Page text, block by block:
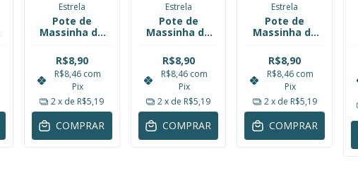
Estrela
Pote de
Massinha de
Amarelo
110g Estrela
R$8,90
R$8,46 com
Pix
2x de R$5,19
COMPRAR
Estrela
Pote de
Massinha de
Laranja 110g
Estrela
R$8,90
R$8,46 com
Pix
2x de R$5,19
COMPRAR
Estrela
Pote de
Massinha de
Roxo 110g
Estrela
R$8,90
R$8,46 com
Pix
2x de R$5,19
COMPRAR